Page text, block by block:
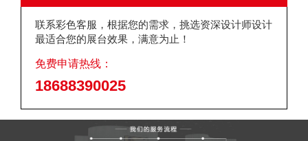
联系彩色客服，根据您的需求，挑选资深设计师设计
最适合您的展台效果，满意为止！
免费申请热线：
18688390025